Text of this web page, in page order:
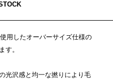
用したオーバーサイズ仕様の
す。
光沢感と均一な撚りにより毛